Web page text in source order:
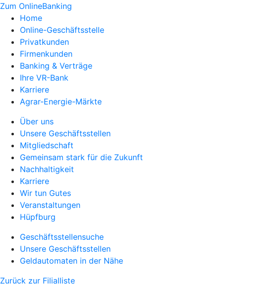
Zum OnlineBanking
Home
Online-Geschäftsstelle
Privatkunden
Firmenkunden
Banking & Verträge
Ihre VR-Bank
Karriere
Agrar-Energie-Märkte
Über uns
Unsere Geschäftsstellen
Mitgliedschaft
Gemeinsam stark für die Zukunft
Nachhaltigkeit
Karriere
Wir tun Gutes
Veranstaltungen
Hüpfburg
Geschäftsstellensuche
Unsere Geschäftsstellen
Geldautomaten in der Nähe
Zurück zur Filialliste